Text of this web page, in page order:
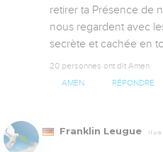
retirer ta Présence de
nous regardent avec
secrète et cachée en
20 personnes ont dit Amen
AMEN RÉPONDRE
Franklin Leugue Il y